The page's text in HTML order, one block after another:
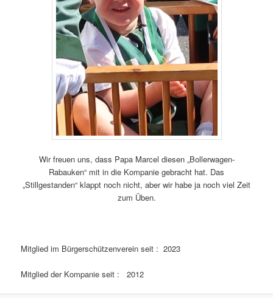
Wir freuen uns, dass Papa Marcel diesen „Bollerwagen-
Rabauken“ mit in die Kompanie gebracht hat. Das
„Stillgestanden“ klappt noch nicht, aber wir habe ja noch viel Zeit
zum Üben.
Mitglied im Bürgerschützenverein seit : 2023
Mitglied der Kompanie seit : 2012